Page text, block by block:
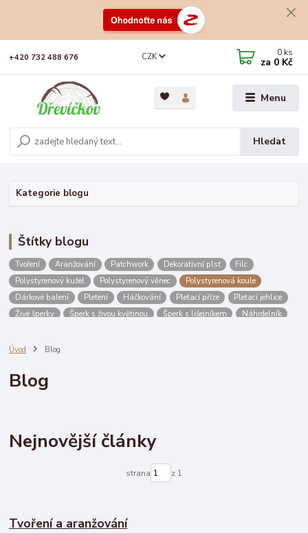
Menu
CZK
Hledat
+420 732 488 676 0 ks
za 0 Kč
Kategorie blogu
Štítky blogu
Tvoření Aranžování Patchwork Dekorativní plsť
Filc
Polystyrenový kužel
Polystyrenový věnec
Polystyrenová koule
Dárkové balení
Pletení Háčkování Pletací příze
Pletací jehlice
Živé šperky
Šperk s živou květinou Šperk s lišejníkem
Náhrdelník
Dřevěný kruh na lapač snů ruh na lapač snů
1 růžová ostrá
Úvod Blog
Blog
Nejnovější články
strana z 1
Tvoření a aranžování